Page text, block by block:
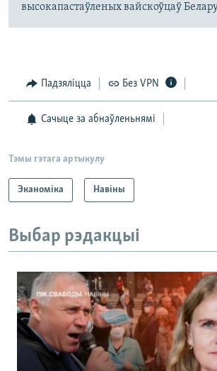
высокапастаўленых вайскоўцаў
Падзяліцца Без VPN
Сачыце за абнаўленьнямі
Тэмы гэтага артыкулу
Эканоміка Навіны
Выбар рэдакцыі